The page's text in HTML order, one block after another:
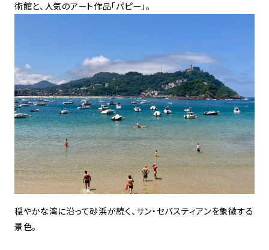
術館と、人気のアート作品「パピー」。
穏やかな湾に沿って砂浜が続く、サン・セバスティアンを象徴する
景色。